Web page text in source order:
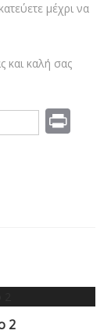
μέχρι να
και καλή σας
2